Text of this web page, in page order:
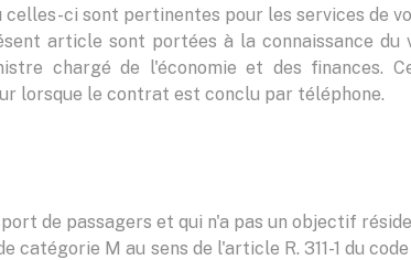
ci sont pertinentes pour les services de
article sont portées à la connaissance du
chargé de l'économie et des finances.
lorsque le contrat est conclu par téléphone.
de passagers et qui n'a pas un objectif
M au sens de l'article R. 311-1 du